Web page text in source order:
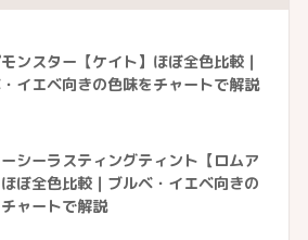
ンスター【ケイト】ほぼ全色比較｜
イエベ向きの色味をチャートで解説
シーラスティングティント【ロムア
ぼ全色比較｜ブルベ・イエベ向きの
ャートで解説